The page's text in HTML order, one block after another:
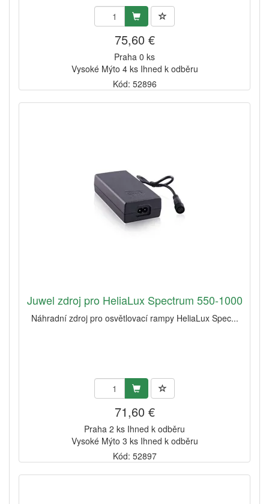
75,60 €
Praha 0 ks
Vysoké Mýto 4 ks Ihned k odběru
Kód: 52896
Juwel zdroj pro HeliaLux Spectrum 550-1000
Náhradní zdroj pro osvětlovací rampy HeliaLux Spec...
71,60 €
Praha 2 ks Ihned k odběru
Vysoké Mýto 3 ks Ihned k odběru
Kód: 52897